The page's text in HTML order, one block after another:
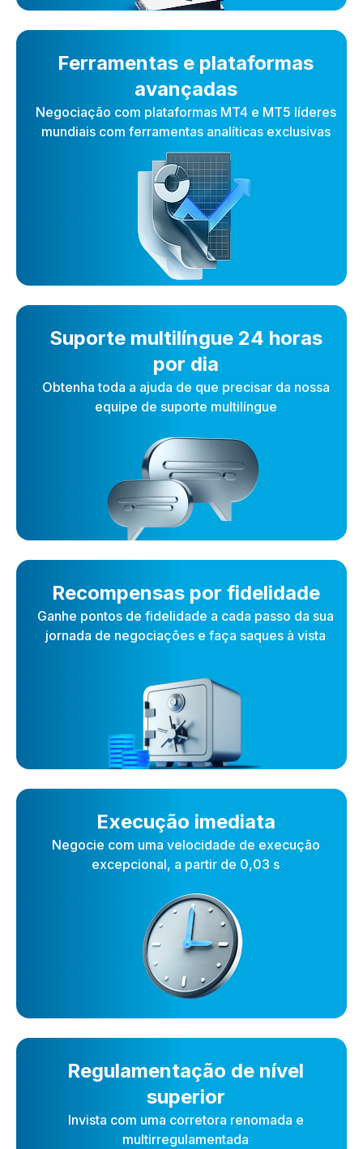
Ferramentas e plataformas
avançadas
Negociação com plataformas MT4 e MT5 líderes
mundiais com ferramentas analíticas exclusivas
Suporte multilíngue 24 horas
por dia
Obtenha toda a ajuda de que precisar da nossa
equipe de suporte multilíngue
Recompensas por fidelidade
Ganhe pontos de fidelidade a cada passo da sua
jornada de negociações e faça saques à vista
Execução imediata
Negocie com uma velocidade de execução
excepcional, a partir de 0,03 s
Regulamentação de nível
superior
Invista com uma corretora renomada e
multirregulamentada